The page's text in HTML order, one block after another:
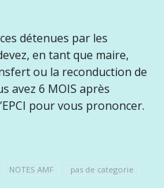
détenues par les
en tant que maire,
ou la reconduction de
avez 6 MOIS après
pour vous prononcer.
NOTES AMF pas de categorie